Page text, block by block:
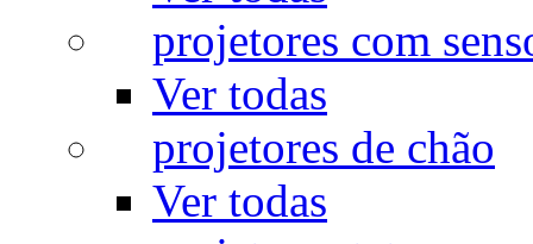
projetores com
Ver todas
projetores de chão
Ver todas